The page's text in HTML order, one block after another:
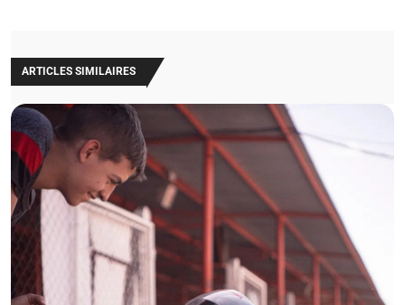
ARTICLES SIMILAIRES